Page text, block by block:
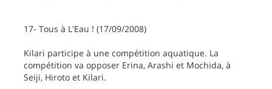
17- Tous à L'Eau ! (17/09/2008)
Kilari participe à une compétition aquatique. La
compétition va opposer Erina, Arashi et Mochida, à
Seiji, Hiroto et Kilari.